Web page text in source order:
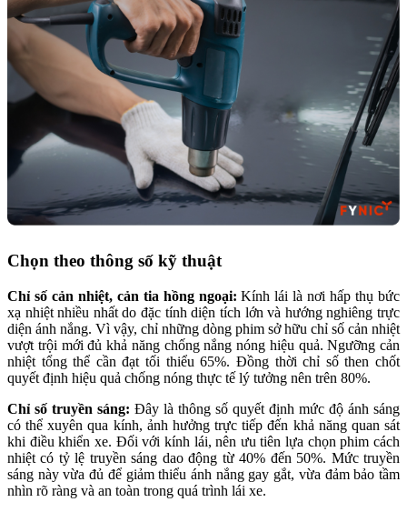
Chọn theo thông số kỹ thuật
Chỉ số cản nhiệt, cản tia hồng ngoại: Kính lái là nơi hấp thụ bức
xạ nhiệt nhiều nhất do đặc tính diện tích lớn và hướng nghiêng trực
diện ánh nắng. Vì vậy, chỉ những dòng phim sở hữu chỉ số cản nhiệt
vượt trội mới đủ khả năng chống nắng nóng hiệu quả. Ngưỡng cản
nhiệt tổng thể cần đạt tối thiểu 65%. Đồng thời chỉ số then chốt
quyết định hiệu quả chống nóng thực tế lý tưởng nên trên 80%.
Chỉ số truyền sáng: Đây là thông số quyết định mức độ ánh sáng
có thể xuyên qua kính, ảnh hưởng trực tiếp đến khả năng quan sát
khi điều khiển xe. Đối với kính lái, nên ưu tiên lựa chọn phim cách
nhiệt có tỷ lệ truyền sáng dao động từ 40% đến 50%. Mức truyền
sáng này vừa đủ để giảm thiểu ánh nắng gay gắt, vừa đảm bảo tầm
nhìn rõ ràng và an toàn trong quá trình lái xe.